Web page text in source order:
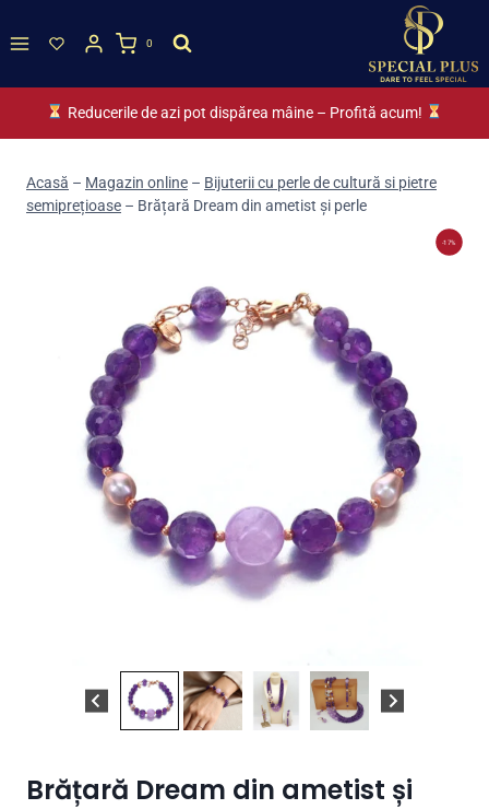
to
0
Reducerile de azi pot dispărea mâine – Profită acum!
Acasă – Magazin online – Bijuterii cu perle de cultură si pietre
semiprețioase – Brățară Dream din ametist și perle
-17%
Brățară Dream din ametist și